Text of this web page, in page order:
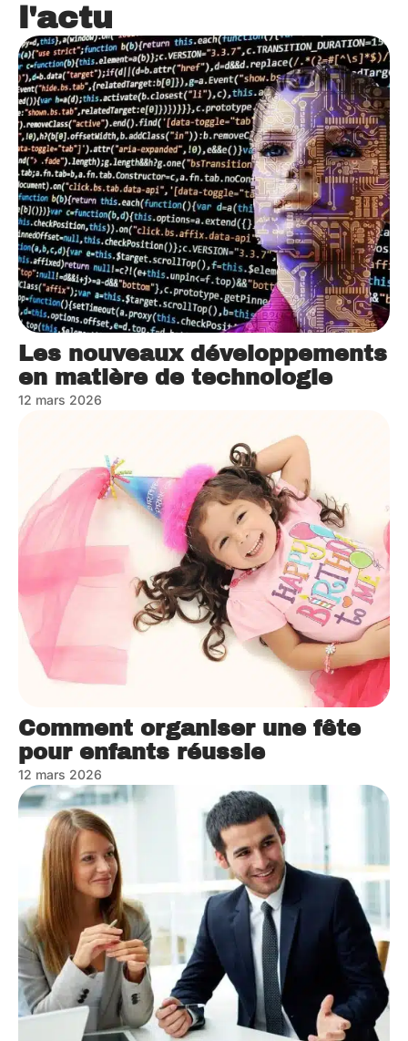
l'actu
Les nouveaux développements
en matière de technologie
12 mars 2026
Comment organiser une fête
pour enfants réussie
12 mars 2026